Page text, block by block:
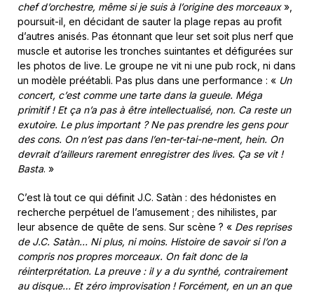
chef d’orchestre, même si je suis à l’origine des morceaux»,
poursuit-il, en décidant de sauter la plage repas au profit
d’autres anisés. Pas étonnant que leur set soit plus nerf que
muscle et autorise les tronches suintantes et défigurées sur
les photos de live. Le groupe ne vit ni une pub rock, ni dans
un modèle préétabli. Pas plus dans une performance : « Un
concert, c’est comme une tarte dans la gueule. Méga
primitif ! Et ça n’a pas à être intellectualisé, non. Ca reste un
exutoire. Le plus important ? Ne pas prendre les gens pour
des cons. On n’est pas dans l’en-ter-tai-ne-ment, hein. On
devrait d’ailleurs rarement enregistrer des lives. Ça se vit !
Basta. »
C’est là tout ce qui définit J.C. Satàn : des hédonistes en
recherche perpétuel de l’amusement ; des nihilistes, par
leur absence de quête de sens. Sur scène ? « Des reprises
de J.C. Satàn… Ni plus, ni moins. Histoire de savoir si l’on a
compris nos propres morceaux. On fait donc de la
réinterprétation. La preuve : il y a du synthé, contrairement
au disque… Et zéro improvisation ! Forcément, en un an que